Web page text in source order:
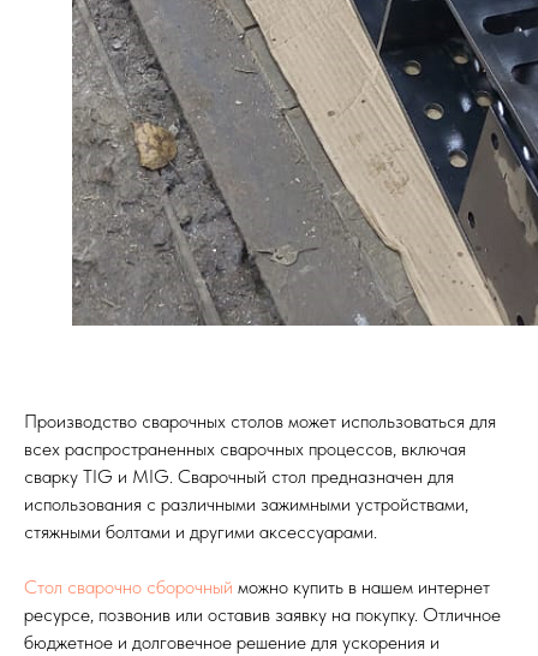
Производство сварочных столов может использоваться для
всех распространенных сварочных процессов, включая
сварку TIG и MIG. Сварочный стол предназначен для
использования с различными зажимными устройствами,
стяжными болтами и другими аксессуарами.
Стол сварочно сборочный можно купить в нашем интернет
ресурсе, позвонив или оставив заявку на покупку. Отличное
бюджетное и долговечное решение для ускорения и